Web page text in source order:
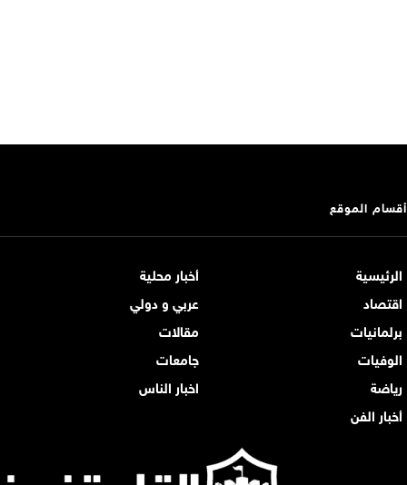
أقسام الموقع
الرئيسية
أخبار محلية
اقتصاد
عربي و دولي
برلمانيات
مقالات
الوفيات
جامعات
رياضة
اخبار الناس
أخبار الفن